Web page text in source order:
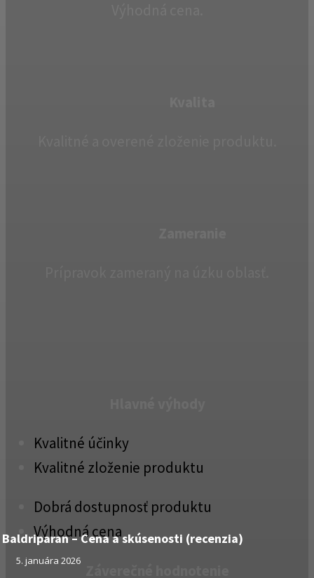
Baldriparan – Cena a skúsenosti (recenzia)
5. januára 2026
Kvalitné účinky
Kvalitné zloženie produktu
Dobrá dostupnosť produktu
Výhodná cena